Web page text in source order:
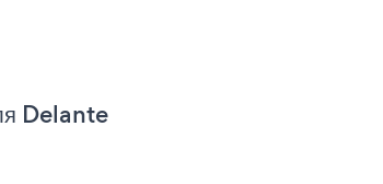
Delante